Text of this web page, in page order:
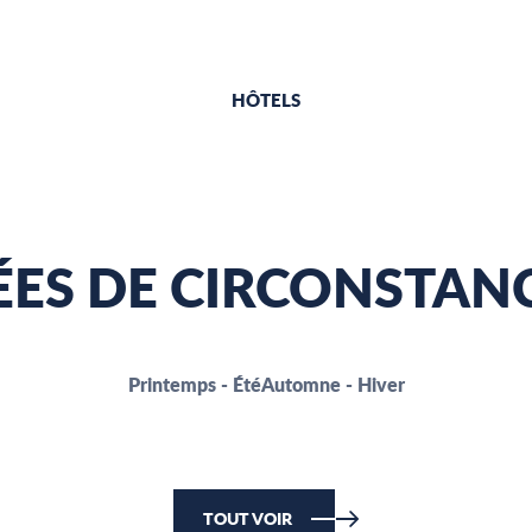
HÔTELS
DE
Printemps - ÉtéAutomne - Hiver
TOUT VOIR